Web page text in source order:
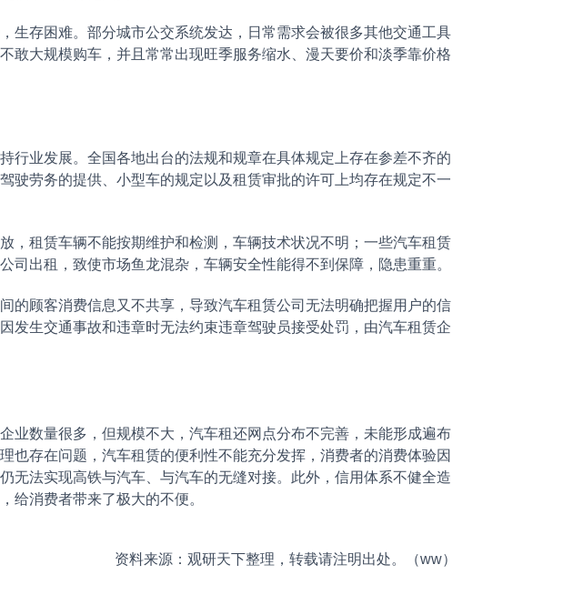
存困难。部分城市公交系统发达，日常需求会被很多其他交通工具
敢大规模购车，并且常常出现旺季服务缩水、漫天要价和淡季靠价格
业发展。全国各地出台的法规和规章在具体规定上存在参差不齐的
驶劳务的提供、小型车的规定以及租赁审批的许可上均存在规定不一
租赁车辆不能按期维护和检测，车辆技术状况不明；一些汽车租赁
出租，致使市场鱼龙混杂，车辆安全性能得不到保障，隐患重重。
顾客消费信息又不共享，导致汽车租赁公司无法明确把握用户的信
发生交通事故和违章时无法约束违章驾驶员接受处罚，由汽车租赁企
数量很多，但规模不大，汽车租还网点分布不完善，未能形成遍布
存在问题，汽车租赁的便利性不能充分发挥，消费者的消费体验因
无法实现高铁与汽车、与汽车的无缝对接。此外，信用体系不健全造
给消费者带来了极大的不便。
资料来源：观研天下整理，转载请注明出处。（ww）